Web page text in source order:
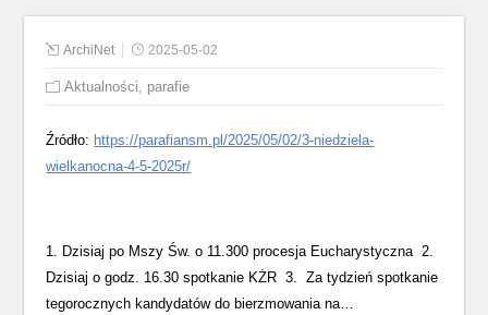
ArchiNet 2025-05-02
Aktualności, parafie
Źródło: https://parafiansm.pl/2025/05/02/3-niedziela-
wielkanocna-4-5-2025r/
1. Dzisiaj po Mszy Św. o 11.300 procesja Eucharystyczna 2.
Dzisiaj o godz. 16.30 spotkanie KŻR 3. Za tydzień spotkanie
tegorocznych kandydatów do bierzmowania na…